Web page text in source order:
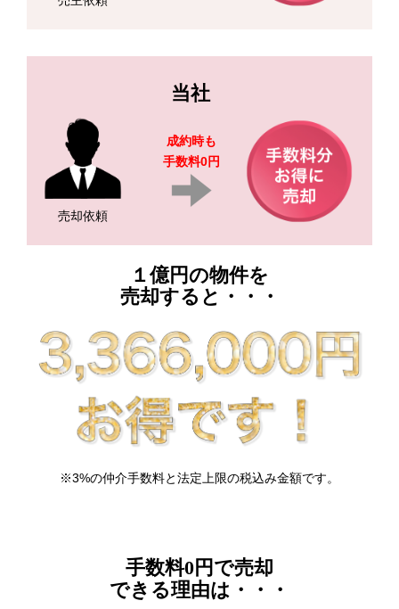
当社
売却依頼
成約時も
手数料0円
１億円の物件を
売却すると・・・
※3%の仲介手数料と法定上限の税込み金額です。
手数料0円で売却
できる理由は・・・